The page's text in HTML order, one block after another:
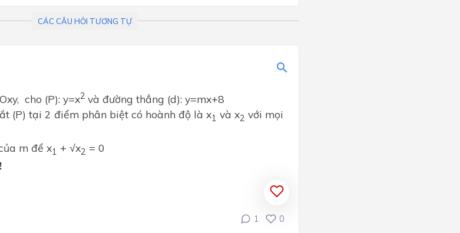
CÁC CÂU HỎI TƯƠNG TỰ
cho (P): y=x2 và đường thẳng (d): y=mx+8
(P) tại 2 điểm phân biệt có hoành độ là x1 và x2 với mọi
m để x1 + √x2 = 0
1 0